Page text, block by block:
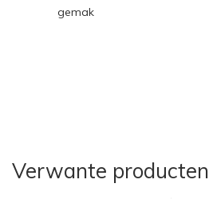
gemak
Verwante producten